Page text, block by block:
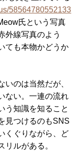
58564780552133
氏という写真
外線写真のよう
ても本物かどうか
のは当然だが、
ない。一連の流れ
う知識を知ること
見つけるのもSNS
くぐりながら、ど
リルがある。